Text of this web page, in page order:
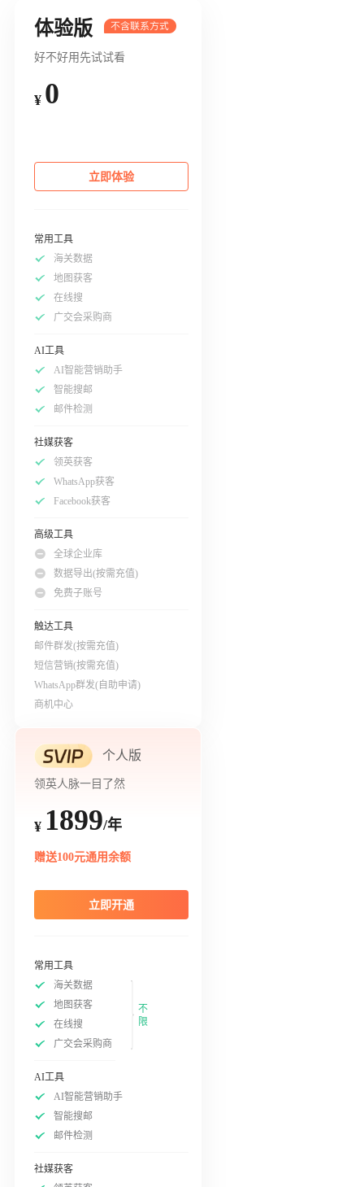
体验版
好不好用先试试看
¥ 0
立即体验
常用工具
海关数据
地图获客
在线搜
广交会采购商
AI工具
AI智能营销助手
智能搜邮
邮件检测
社媒获客
领英获客
WhatsApp获客
Facebook获客
高级工具
全球企业库
数据导出(按需充值)
免费子账号
触达工具
邮件群发(按需充值)
短信营销(按需充值)
WhatsApp群发(自助申请)
商机中心
个人版
领英人脉一目了然
¥ 1899/年
赠送100元通用余额
立即开通
常用工具
海关数据
地图获客
在线搜
广交会采购商
不
限
AI工具
AI智能营销助手
智能搜邮
邮件检测
社媒获客